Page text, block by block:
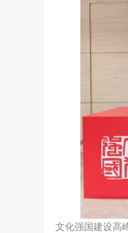
文化强国建设高